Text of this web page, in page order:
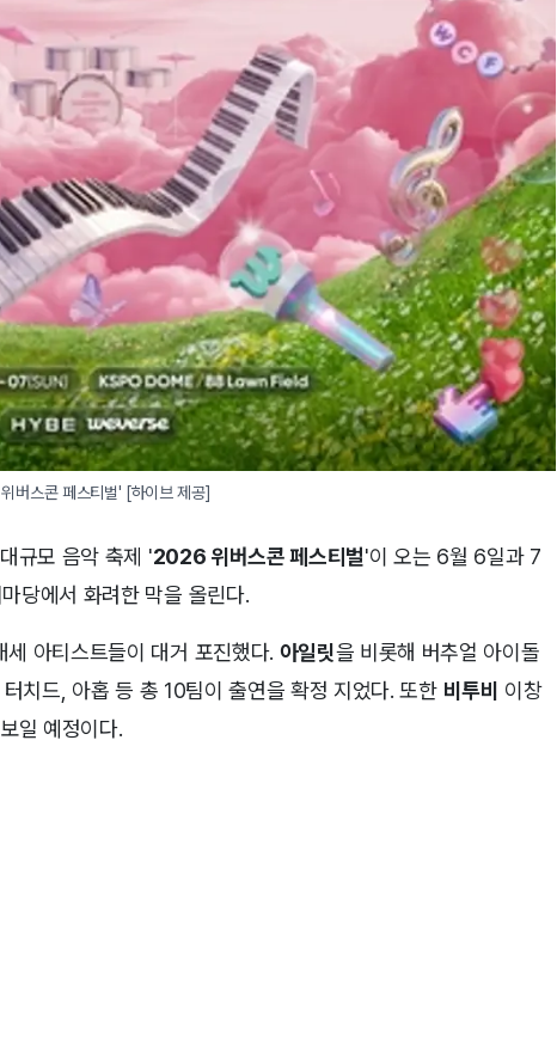
버스콘 페스티벌' [하이브 제공]
규모 음악 축제 '2026 위버스콘 페스티벌'이 오는 6월 6일과 7
당에서 화려한 막을 올린다.
아티스트들이 대거 포진했다. 아일릿을 비롯해 버추얼 아이돌
터치드, 아홉 등 총 10팀이 출연을 확정 지었다. 또한 비투비 이창
일 예정이다.